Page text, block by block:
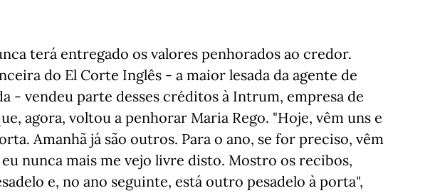
terá entregado os valores penhorados ao credor.
do El Corte Inglês - a maior lesada da agente de
- vendeu parte desses créditos à Intrum, empresa de
agora, voltou a penhorar Maria Rego. "Hoje, vêm uns e
Amanhã já são outros. Para o ano, se for preciso, vêm
nunca mais me vejo livre disto. Mostro os recibos,
e, no ano seguinte, está outro pesadelo à porta",